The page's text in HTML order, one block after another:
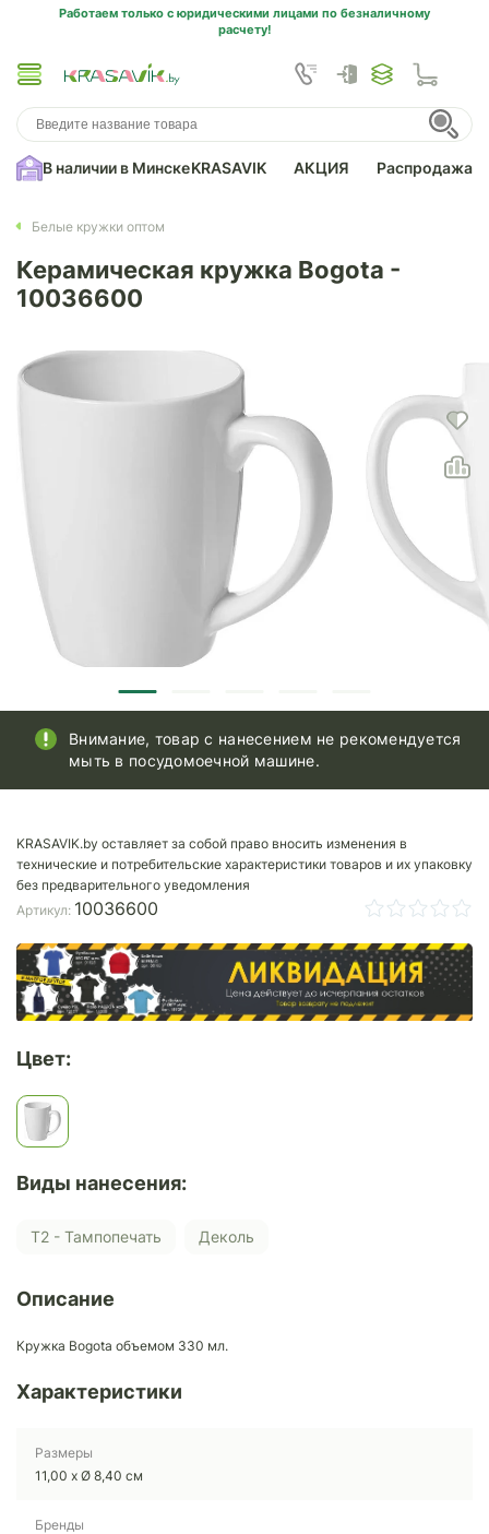
Работаем только с юридическими лицами по безналичному
расчету!
В наличии в МинскеKRASAVIK АКЦИЯ Распродажа
Белые кружки оптом
Керамическая кружка Bogota -
10036600
Внимание, товар с нанесением не рекомендуется
мыть в посудомоечной машине.
KRASAVIK.by оставляет за собой право вносить изменения в
технические и потребительские характеристики товаров и их упаковку
без предварительного уведомления
Артикул: 10036600
Цвет:
Виды нанесения:
Т2 - Тампопечать Деколь
Описание
Кружка Bogota объемом 330 мл.
Характеристики
Размеры
11,00 x Ø 8,40 см
Бренды